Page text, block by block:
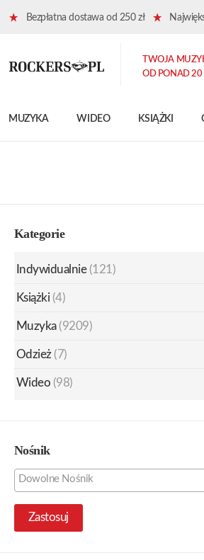
Bezpłatna dostawa od 250 zł
MUZYKA WIDEO KSIĄŻKI
TWOJA
OD PONAD 20
Kategorie
Indywidualnie (121)
Książki (4)
Muzyka (9209)
Odzież (7)
Wideo (98)
Nośnik
Zastosuj